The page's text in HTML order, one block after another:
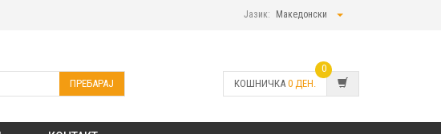
Јазик: Македонски
ПРЕБАРАЈ КОШНИЧКА 0 ДЕН.
0